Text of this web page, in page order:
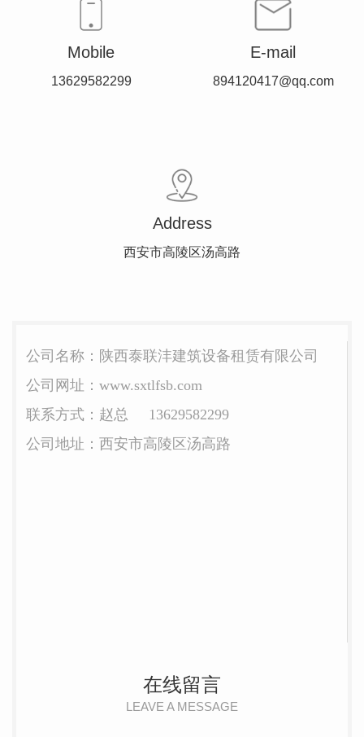
Mobile
13629582299
E-mail
894120417@qq.com
Address
西安市高陵区汤高路
公司名称：陕西泰联沣建筑设备租赁有限公司
公司网址：www.sxtlfsb.com
联系方式：赵总 13629582299
公司地址：西安市高陵区汤高路
在线留言
LEAVE A MESSAGE